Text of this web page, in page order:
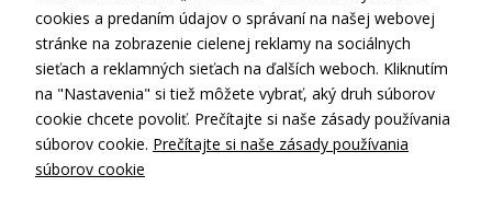
Kontakt
Doprava a platba
Obchodné podmienky
Ochrana osobných údajov
cookies a predaním údajov o správaní na našej webovej
stránke na zobrazenie cielenej reklamy na sociálnych
sieťach a reklamných sieťach na ďalších weboch. Kliknutím
na "Nastavenia" si tiež môžete vybrať, aký druh súborov
cookie chcete povoliť. Prečítajte si naše zásady používania
súborov cookie. Prečítajte si naše zásady používania
súborov cookie